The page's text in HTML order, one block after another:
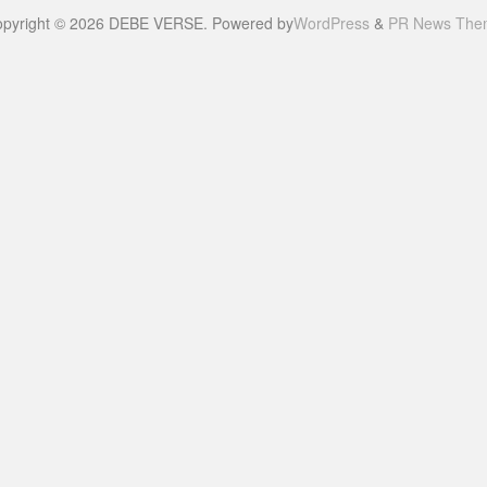
© 2026 DEBE VERSE. Powered byWordPress& PR News